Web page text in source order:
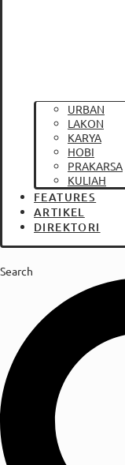
URBAN
LAKON
KARYA
HOBI
PRAKARSA
KULIAH
FEATURES
ARTIKEL
DIREKTORI
Search